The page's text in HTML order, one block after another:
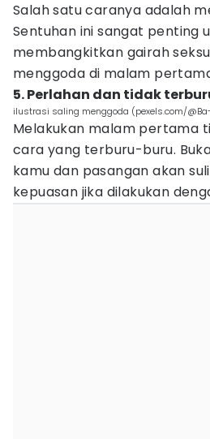
Salah satu caranya adalah
Sentuhan ini sangat penting
membangkitkan gairah
menggoda di malam
5. Perlahan dan tidak
ilustrasi saling menggoda (pexels.com/
Melakukan malam pertama
cara yang terburu-buru.
kamu dan pasangan akan
kepuasan jika dilakukan